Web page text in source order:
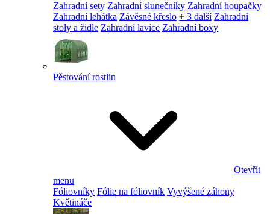
Zahradní sety Zahradní slunečníky Zahradní houpačky
Zahradní lehátka Závěsné křeslo + 3 další Zahradní
stoly a židle Zahradní lavice Zahradní boxy
Pěstování rostlin
Otevřít
menu
Fóliovníky Fólie na fóliovník Vyvýšené záhony
Květináče